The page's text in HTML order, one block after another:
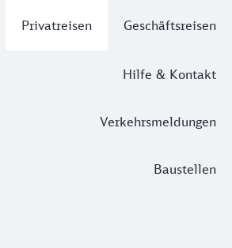
Privatreisen Geschäftsreisen
Hilfe & Kontakt
Verkehrsmeldungen
Baustellen